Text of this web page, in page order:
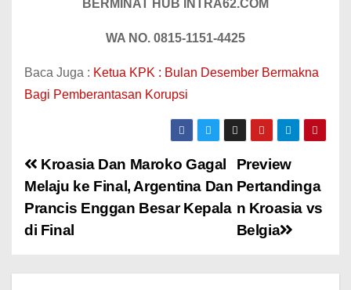
BERMINAT HUB INTRA62.COM
WA NO. 0815-1151-4425
Baca Juga : Ketua KPK : Bulan Desember Bermakna
Bagi Pemberantasan Korupsi
Preview
Pertandinga
n Kroasia vs
Belgia
Kroasia Dan Maroko Gagal
Melaju ke Final, Argentina Dan
Prancis Enggan Besar Kepala
di Final